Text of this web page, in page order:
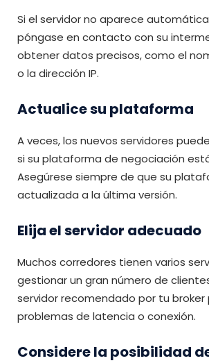
Si el servidor no aparece
póngase en contacto con su
obtener datos precisos, como el
o la dirección IP.
Actualice su plataforma
A veces, los nuevos servidores
si su plataforma de negociación
Asegúrese siempre de que su
actualizada a la última versión.
Elija el servidor adecuado
Muchos corredores tienen varios
gestionar un gran número de
servidor recomendado por tu broker
problemas de latencia o conexión.
Considere la posibilidad